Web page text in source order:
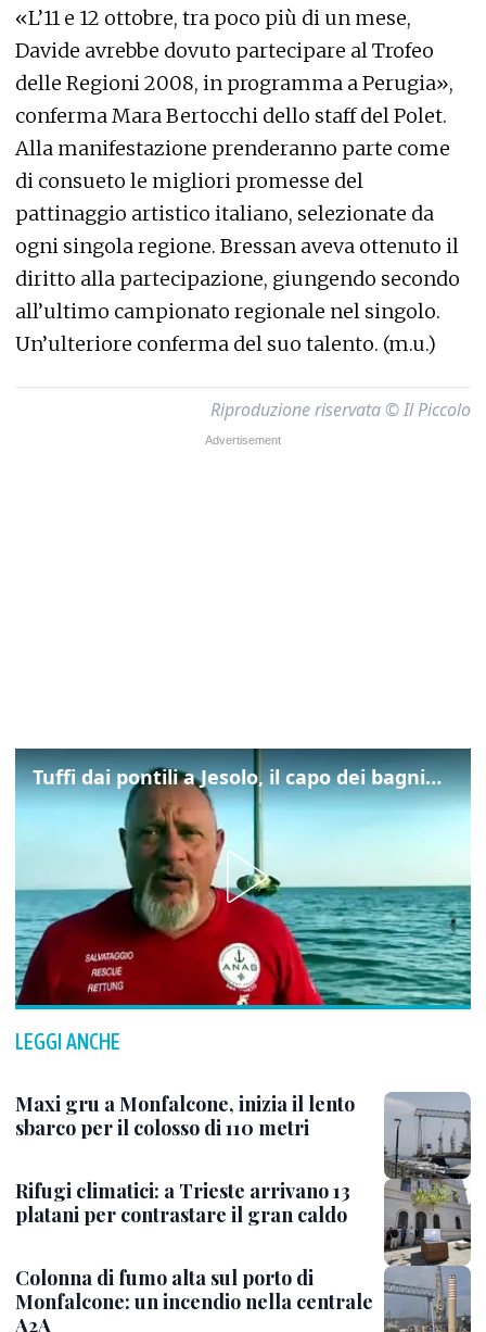
«L’11 e 12 ottobre, tra poco più di un mese,
Davide avrebbe dovuto partecipare al Trofeo
delle Regioni 2008, in programma a Perugia»,
conferma Mara Bertocchi dello staff del Polet.
Alla manifestazione prenderanno parte come
di consueto le migliori promesse del
pattinaggio artistico italiano, selezionate da
ogni singola regione. Bressan aveva ottenuto il
diritto alla partecipazione, giungendo secondo
all’ultimo campionato regionale nel singolo.
Un’ulteriore conferma del suo talento. (m.u.)
Riproduzione riservata © Il Piccolo
Tuffi dai pontili a Jesolo, il capo dei bagnini: "L'impegno di tutti per evitare altre tragedie"
LEGGI ANCHE
Maxi gru a Monfalcone, inizia il lento
sbarco per il colosso di 110 metri
Rifugi climatici: a Trieste arrivano 13
platani per contrastare il gran caldo
Colonna di fumo alta sul porto di
Monfalcone: un incendio nella centrale
A2A